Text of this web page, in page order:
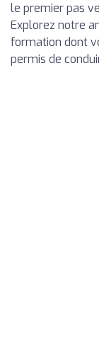
le premier pas
Explorez notre
formation dont
permis de